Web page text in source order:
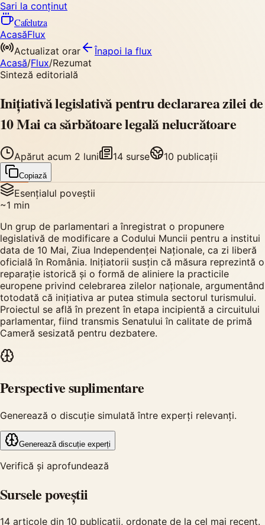
Sari la conținut
Cafelutza
AcasăFlux
Actualizat orar
Înapoi la flux
Acasă/Flux/Rezumat
Sinteză editorială
Inițiativă legislativă pentru declararea zilei de
10 Mai ca sărbătoare legală nelucrătoare
Apărut acum 2 luni 14 surse 10 publicații
Copiază
Esențialul poveștii
~1 min
Un grup de parlamentari a înregistrat o propunere
legislativă de modificare a Codului Muncii pentru a institui
data de 10 Mai, Ziua Independenței Naționale, ca zi liberă
oficială în România. Inițiatorii susțin că măsura reprezintă o
reparație istorică și o formă de aliniere la practicile
europene privind celebrarea zilelor naționale, argumentând
totodată că inițiativa ar putea stimula sectorul turismului.
Proiectul se află în prezent în etapa incipientă a circuitului
parlamentar, fiind transmis Senatului în calitate de primă
Cameră sesizată pentru dezbatere.
Perspective suplimentare
Generează o discuție simulată între experți relevanți.
Generează discuție experți
Verifică și aprofundează
Sursele poveștii
14 articole din 10 publicații, ordonate de la cel mai recent.